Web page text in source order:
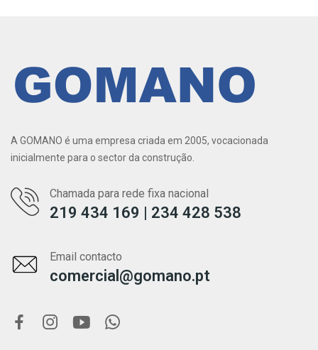
A GOMANO é uma empresa criada em 2005, vocacionada
inicialmente para o sector da construção.
Chamada para rede fixa nacional
219 434 169 | 234 428 538
Email contacto
comercial@gomano.pt